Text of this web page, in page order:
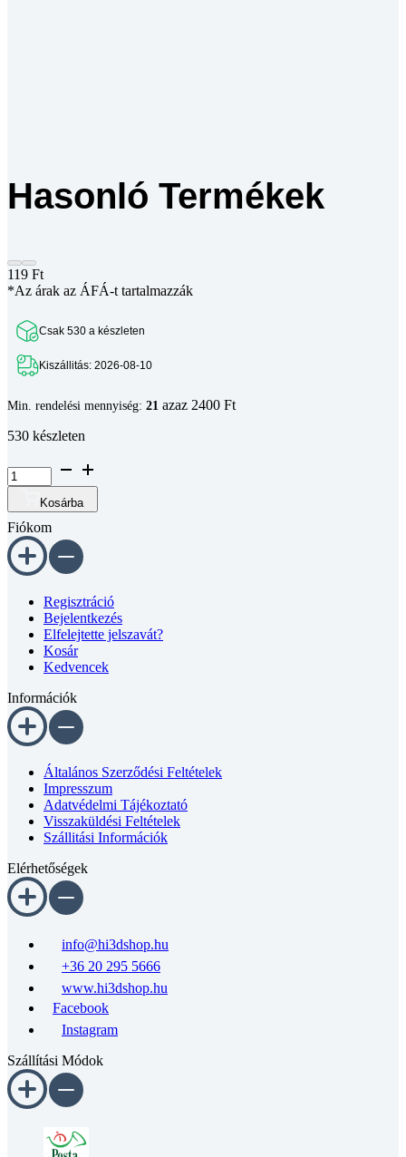
Hasonló Termékek
119 Ft
*Az árak az ÁFÁ-t tartalmazzák
Csak 530 a készleten
Kiszállitás: 2026-08-10
Min. rendelési mennyiség: 21 azaz 2400 Ft
530 készleten
Hatlapfejű
csavar
933
10.9
horganyzott
M8x60
mennyiség
Kosárba
Fiókom
Regisztráció
Bejelentkezés
Elfelejtette jelszavát?
Kosár
Kedvencek
Információk
Általános Szerződési Feltételek
Impresszum
Adatvédelmi Tájékoztató
Visszaküldési Feltételek
Szállitási Információk
Elérhetőségek
info@hi3dshop.hu
+36 20 295 5666
www.hi3dshop.hu
Facebook
Instagram
Szállítási Módok